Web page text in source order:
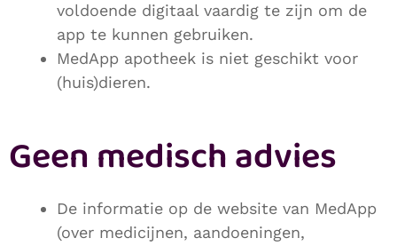
voldoende digitaal vaardig te zijn om de
app te kunnen gebruiken.
MedApp apotheek is niet geschikt voor
(huis)dieren.
Geen medisch advies
De informatie op de website van MedApp
(over medicijnen, aandoeningen,